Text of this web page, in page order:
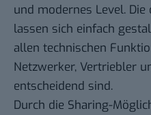
und modernes Level.
lassen sich einfach
allen technischen
Netzwerker, Vertriebler
entscheidend sind.
Durch die Sharing-